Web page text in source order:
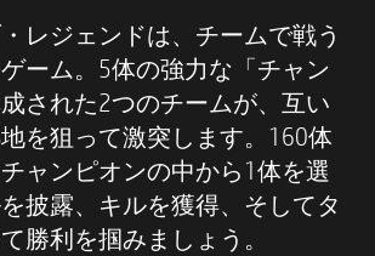
レジェンドは、チームで戦う
ーム。5体の強力な「チャン
された2つのチームが、互い
を狙って激突します。160体
ャンピオンの中から1体を選
披露、キルを獲得、そしてタ
勝利を掴みましょう。